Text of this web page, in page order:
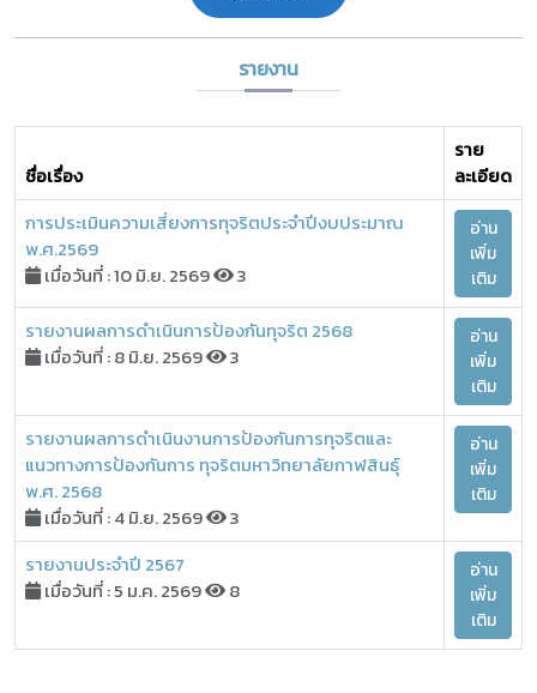
รายงาน
ชื่อเรื่อง
ราย
ละเอียด
การประเมินความเสี่ยงการทุจริตประจำปีงบประมาณ
พ.ศ.2569
เมื่อวันที่ : 10 มิ.ย. 2569
3
อ่าน
เพิ่ม
เติม
รายงานผลการดำเนินการป้องกันทุจริต 2568
เมื่อวันที่ : 8 มิ.ย. 2569
3
อ่าน
เพิ่ม
เติม
รายงานผลการดำเนินงานการป้องกันการทุจริตและ
แนวทางการป้องกันการ ทุจริตมหาวิทยาลัยกาฬสินธุ์
พ.ศ. 2568
เมื่อวันที่ : 4 มิ.ย. 2569
3
อ่าน
เพิ่ม
เติม
รายงานประจำปี 2567
เมื่อวันที่ : 5 ม.ค. 2569
8
อ่าน
เพิ่ม
เติม